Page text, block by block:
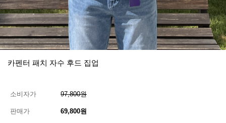
카펜터 패치 자수 후드 집업
소비자가 97,800원
판매가 69,800원